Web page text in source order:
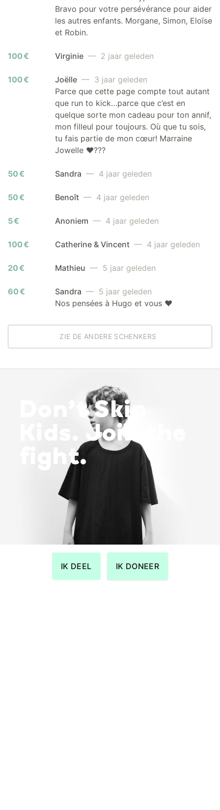
Bravo pour votre persévérance pour aider
les autres enfants. Morgane, Simon, Eloïse
et Robin.
100 € Virginie — 2 jaar geleden
100 € Joëlle — 3 jaar geleden
Parce que cette page compte tout autant
que run to kick…parce que c’est en
quelque sorte mon cadeau pour ton annif,
mon filleul pour toujours. Où que tu sois,
tu fais partie de mon cœur! Marraine
Jowelle ♥️???
50 € Sandra — 4 jaar geleden
50 € Benoît — 4 jaar geleden
5 € Anoniem — 4 jaar geleden
100 € Catherine & Vincent — 4 jaar geleden
20 € Mathieu — 5 jaar geleden
60 € Sandra — 5 jaar geleden
Nos pensées à Hugo et vous ❤
ZIE DE ANDERE SCHENKERS
Don’t Skip
Kids. Join the
fight.
IK DEEL IK DONEER